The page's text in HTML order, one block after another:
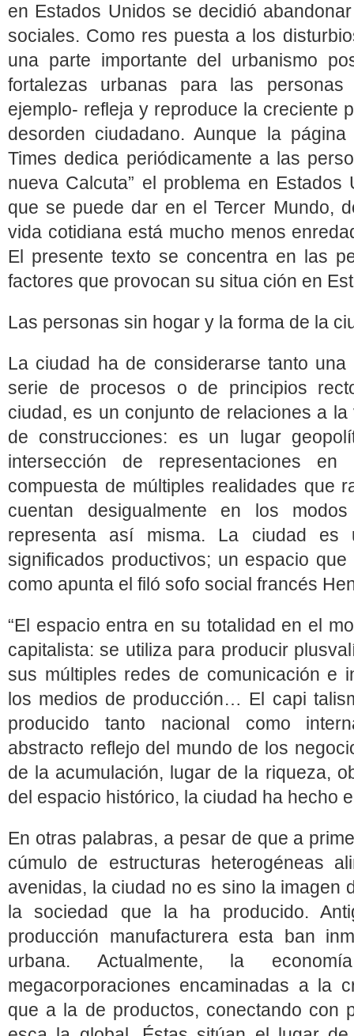
en Estados Unidos se decidió
sociales. Como res puesta a los
una parte importante del urbanismo
fortalezas urbanas para las
ejemplo‑ refleja y reproduce la creciente
desorden ciudadano. Aunque la
Times dedica periódicamente a las
nueva Calcuta” el problema en
que se puede dar en el Tercer Mundo,
vida cotidiana está mucho menos
El presente texto se concentra en las
factores que provocan su situa ción en
Las personas sin hogar y la forma de la
La ciudad ha de considerarse tanto
serie de procesos o de principios
ciudad, es un conjunto de relaciones a
de construcciones: es un lugar
intersección de representaciones
compuesta de múltiples realidades que
cuentan desigualmente en los
representa así misma. La ciudad
significados productivos; un espacio
como apunta el filó sofo social francés
“El espacio entra en su totalidad en el
capitalista: se utiliza para producir
sus múltiples redes de comunicación e
los medios de producción… El capi
producido tanto nacional como
abstracto reflejo del mundo de los
de la acumulación, lugar de la riqueza,
del espacio histórico, la ciudad ha hecho
En otras palabras, a pesar de que a
cúmulo de estructuras heterogéneas
avenidas, la ciudad no es sino la imagen
la sociedad que la ha producido.
producción manufacturera esta ban
urbana. Actualmente, la
megacorporaciones encaminadas a la
que a la de productos, conectando con